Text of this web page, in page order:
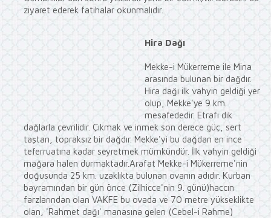
ziyaret ederek fatihalar okunmalıdır.
Hira Dağı
Mekke-i Mükerreme ile Mina
arasında bulunan bir dağdır.
Hira dağı ilk vahyin geldiği yer
olup, Mekke'ye 9 km.
mesafededir. Etrafı dik
dağlarla çevrilidir. Çıkmak ve inmek son derece güç, sert
taştan, topraksız bir dağdır. Mekke'yi bu dağdan en ince
teferruatına kadar seyretmek mümkündür. İlk vahyin geldiği
mağara halen durmaktadır.Arafat Mekke-i Mükerreme'nin
doğusunda 25 km. uzaklıkta bulunan ovanın adıdır. Kurban
bayramından bir gün önce (Zilhicce'nin 9. günü)haccın
farzlarından olan VAKFE bu ovada ve 70 metre yükseklikte
olan, 'Rahmet dağı' manasına gelen (Cebel-i Rahme)